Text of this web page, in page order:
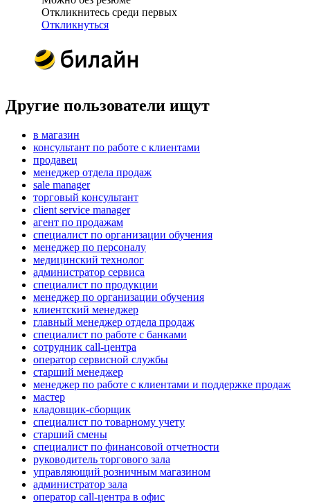
Откликнитесь среди первых
Откликнуться
Другие пользователи ищут
в магазин
консультант по работе с клиентами
продавец
менеджер отдела продаж
sale manager
торговый консультант
client service manager
агент по продажам
специалист по организации обучения
менеджер по персоналу
медицинский технолог
администратор сервиса
специалист по продукции
менеджер по организации обучения
клиентский менеджер
главный менеджер отдела продаж
специалист по работе с банками
сотрудник call-центра
оператор сервисной службы
старший менеджер
менеджер по работе с клиентами и поддержке продаж
мастер
кладовщик-сборщик
специалист по товарному учету
старший смены
специалист по финансовой отчетности
руководитель торгового зала
управляющий розничным магазином
администратор зала
оператор call-центра в офис